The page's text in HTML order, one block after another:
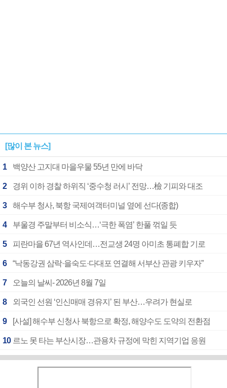
[많이 본 뉴스]
1 백양산 고지대 마을우물 55년 만에 바닥
2 경위 이하 경찰 하위직 ‘중수청 러시’ 전망…檢 기피와 대조
3 해수부 청사, 북항 국제여객터미널 옆에 선다(종합)
4 부울경 주말부터 비소식…‘극한 폭염’ 한풀 꺾일 듯
5 피란마을 67년 역사인데…전교생 24명 아미초 통폐합 기로
6 “낙동강권 삼락·을숙도·다대포 연결해 서부산 관광 키우자”
7 오늘의 날씨- 2026년 8월 7일
8 외국인 선원 ‘인신매매 경유지’ 된 부산…우려가 현실로
9 [사설] 해수부 신청사 북항으로 확정, 해양수도 도약의 전환점
10 르노 못 타는 부산시장…관용차 규정에 막힌 지역기업 응원